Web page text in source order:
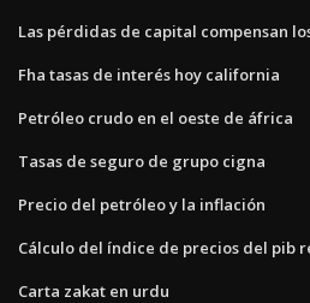
Las pérdidas de capital compensan
Fha tasas de interés hoy california
Petróleo crudo en el oeste de áfrica
Tasas de seguro de grupo cigna
Precio del petróleo y la inflación
Cálculo del índice de precios del pib
Carta zakat en urdu